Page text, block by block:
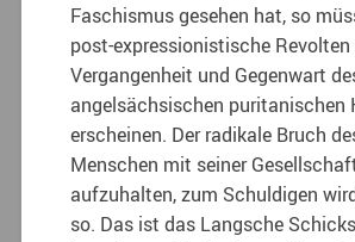
Faschismus gesehen hat, so
post-expressionistische Revolten
Vergangenheit und Gegenwart
angelsächsischen puritanischen
erscheinen. Der radikale Bruch
Menschen mit seiner
aufzuhalten, zum Schuldigen
so. Das ist das Langsche